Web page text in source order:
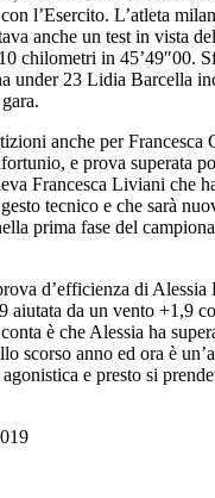
l’Esercito. L’atleta
anche un test in vista
chilometri in 45’49″00.
under 23 Lidia Barcella
anche per Francesca
e prova superata
Francesca Liviani che
tecnico e che sarà
prima fase del
d’efficienza di Alessia
aiutata da un vento +1,9
è che Alessia ha
scorso anno ed ora è
e presto si